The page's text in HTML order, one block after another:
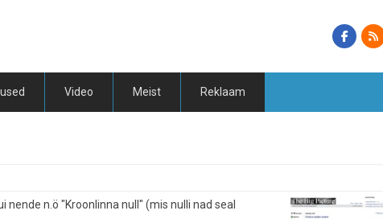
Video Meist Reklaam
n.ö "Kroonlinna null" (mis nulli nad seal